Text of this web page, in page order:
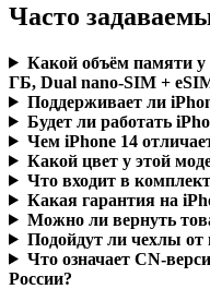
Часто
Какой объём памяти
ГБ, Dual nano-SIM +
Поддерживает ли
Будет ли работать
Чем iPhone 14
Какой цвет у этой
Что входит в
Какая гарантия на
Можно ли вернуть
Подойдут ли чехлы от
Что означает CN-
России?